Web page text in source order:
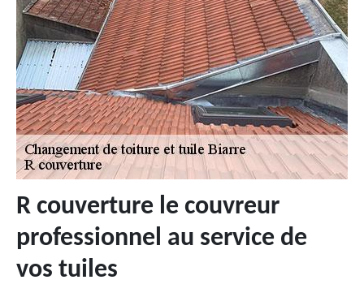
R couverture le couvreur
professionnel au service de
vos tuiles